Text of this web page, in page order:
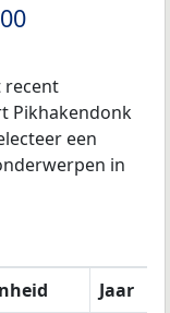
recent
Pikhakendonk
een
in
Jaar